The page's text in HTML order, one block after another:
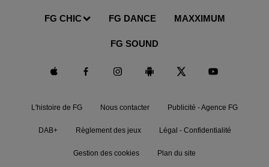
FG CHIC FG DANCE MAXXIMUM
FG SOUND
L'histoire de FG Nous contacter Publicité - Agence FG
DAB+ Règlement des jeux Légal - Confidentialité
Gestion des cookies Plan du site